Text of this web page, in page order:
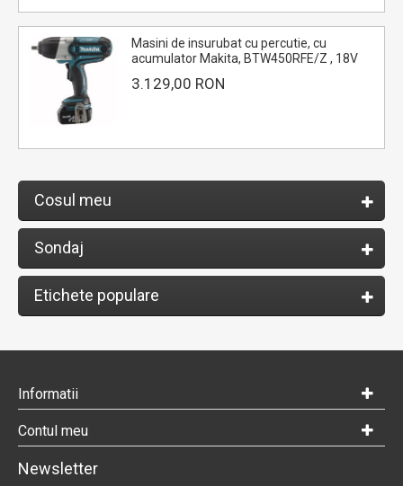
Masini de insurubat cu percutie, cu
acumulator Makita, BTW450RFE/Z , 18V
3.129,00 RON
Cosul meu
Sondaj
Etichete populare
Informatii
Contul meu
Newsletter